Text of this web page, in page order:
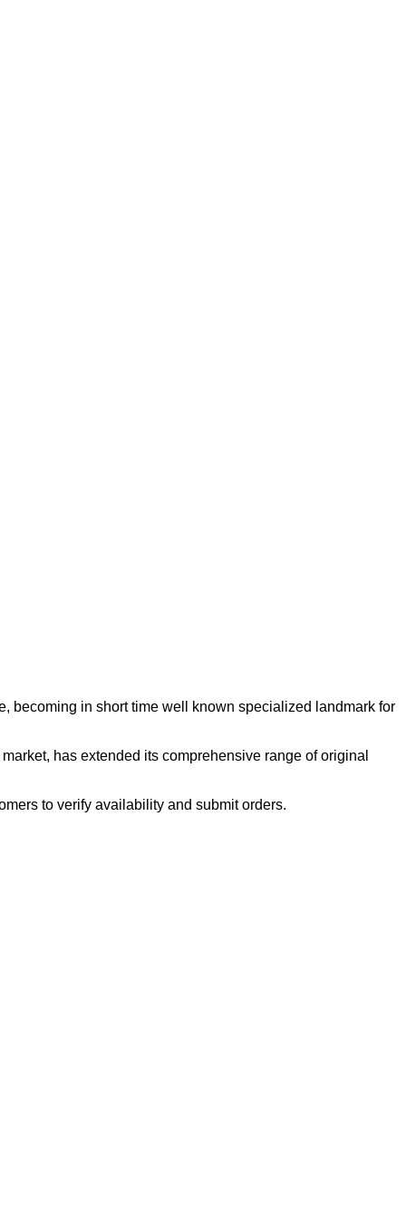
becoming in short time well known specialized landmark for
has extended its comprehensive range of original
to verify availability and submit orders.